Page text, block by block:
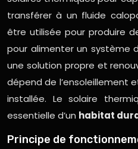
transférer à un fluide
être utilisée pour produire
pour alimenter un système
une solution propre et
dépend de l’ensoleillement
installée. Le solaire
essentielle d’un habitat
Principe de